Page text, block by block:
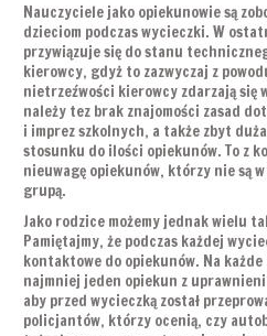
Nauczyciele jako opiekunowie są
dzieciom podczas wycieczki. W
przywiązuje się do stanu
kierowcy, gdyż to zazwyczaj z
nietrzeźwości kierowcy zdarzają się
należy tez brak znajomości zasad
i imprez szkolnych, a także zbyt
stosunku do ilości opiekunów. To z
nieuwagę opiekunów, którzy nie są
grupą.
Jako rodzice możemy jednak wielu
Pamiętajmy, że podczas każdej
kontaktowe do opiekunów. Na
najmniej jeden opiekun z
aby przed wycieczką został
policjantów, którzy ocenią, czy